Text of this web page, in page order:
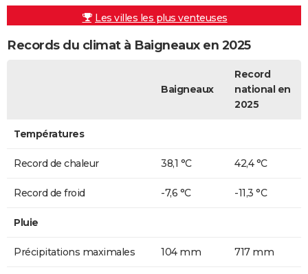
Les villes les plus venteuses
Records du climat à Baigneaux en 2025
Baigneaux
Record
national en
2025
Températures
Record de chaleur 38,1 °C 42,4 °C
Record de froid -7,6 °C -11,3 °C
Pluie
Précipitations maximales 104 mm 717 mm